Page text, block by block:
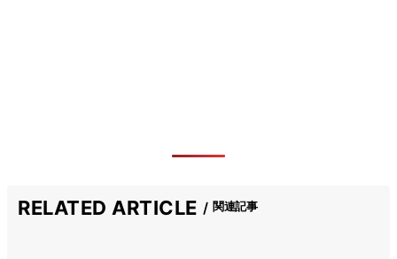
RELATED ARTICLE 関連記事